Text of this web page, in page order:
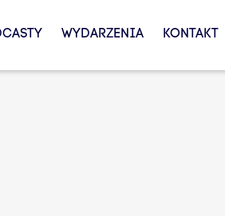
WYDARZENIA KONTAKT